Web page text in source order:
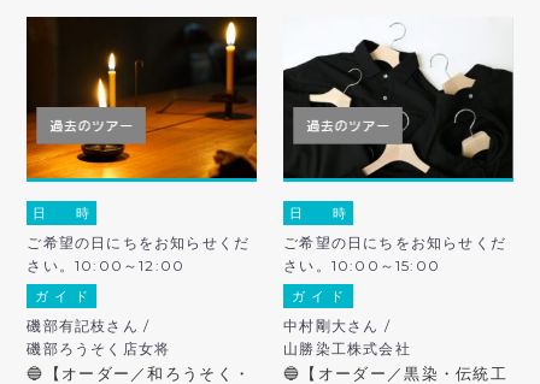
日 時
ご希望の日にちをお知らせくだ
さい。10:00～12:00
ガ イ ド
磯部有記枝さん /
磯部ろうそく店女将
🔵【オーダー／和ろうそく・
日 時
ご希望の日にちをお知らせくだ
さい。10:00～15:00
ガ イ ド
中村剛大さん /
山勝染工株式会社
🔵【オーダー／黒染・伝統工